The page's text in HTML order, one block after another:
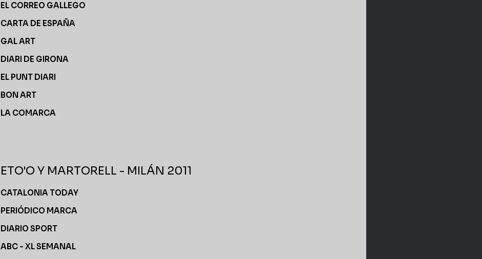
EL CORREO GALLEGO
CARTA DE ESPAÑA
GAL ART
DIARI DE GIRONA
EL PUNT DIARI
BON ART
LA COMARCA
ETO'O Y MARTORELL - MILÁN 2011
CATALONIA TODAY
PERIÓDICO MARCA
DIARIO SPORT
ABC - XL SEMANAL